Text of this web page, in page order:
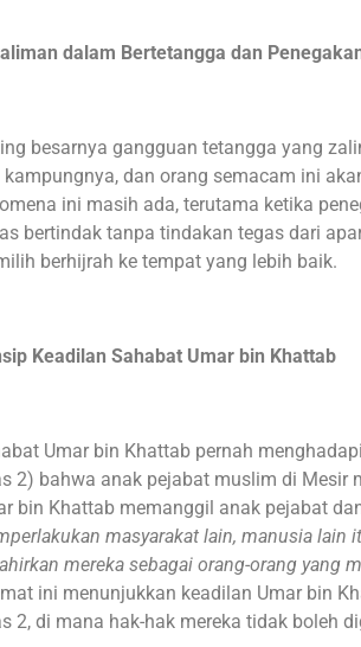
dalam Bertetangga dan
besarnya gangguan tetangga yang
kampungnya, dan orang semacam ini
ini masih ada, terutama ketika
bertindak tanpa tindakan tegas dari
berhijrah ke tempat yang lebih baik.
Keadilan Sahabat Umar bin Khattab
Umar bin Khattab pernah
2) bahwa anak pejabat muslim di Mesir
bin Khattab memanggil anak pejabat
masyarakat lain, manusia lain
mereka sebagai orang-orang yang
ini menunjukkan keadilan Umar bin
2, di mana hak-hak mereka tidak boleh